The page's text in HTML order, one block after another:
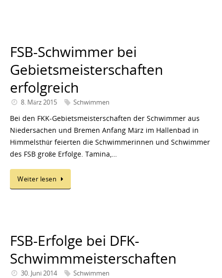
FSB-Schwimmer bei
Gebietsmeisterschaften
erfolgreich
8. März 2015 Schwimmen
Bei den FKK-Gebietsmeisterschaften der Schwimmer aus
Niedersachen und Bremen Anfang März im Hallenbad in
Himmelsthür feierten die Schwimmerinnen und Schwimmer
des FSB große Erfolge. Tamina,…
Weiter lesen
FSB-Erfolge bei DFK-
Schwimmmeisterschaften
30. Juni 2014 Schwimmen